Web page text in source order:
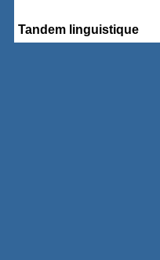
Tandem linguistique